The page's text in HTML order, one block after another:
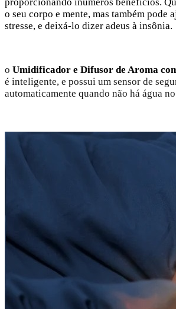
o seu corpo e mente, mas também pode
stresse, e deixá-lo dizer adeus à insônia.
o Umidificador e Difusor de Aroma
é inteligente, e possui um sensor de
automaticamente quando não há água